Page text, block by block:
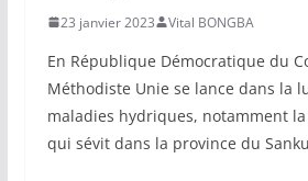
23 janvier 2023 Vital BONGBA
En République Démocratique du
Méthodiste Unie se lance dans la
maladies hydriques, notamment
qui sévit dans la province du